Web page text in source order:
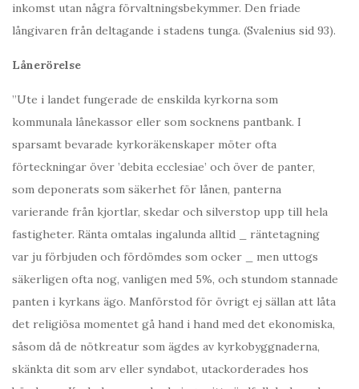
inkomst utan några förvaltningsbekymmer. Den friade
långivaren från deltagande i stadens tunga. (Svalenius sid 93).
Lånerörelse
”Ute i landet fungerade de enskilda kyrkorna som
kommunala lånekassor eller som socknens pantbank. I
sparsamt bevarade kyrkoräkenskaper möter ofta
förteckningar över ’debita ecclesiae’ och över de panter,
som deponerats som säkerhet för lånen, panterna
varierande från kjortlar, skedar och silverstop upp till hela
fastigheter. Ränta omtalas ingalunda alltid _ räntetagning
var ju förbjuden och fördömdes som ocker _ men uttogs
säkerligen ofta nog, vanligen med 5%, och stundom stannade
panten i kyrkans ägo. Manförstod för övrigt ej sällan att låta
det religiösa momentet gå hand i hand med det ekonomiska,
såsom då de nötkreatur som ägdes av kyrkobyggnaderna,
skänkta dit som arv eller syndabot, utackorderades hos